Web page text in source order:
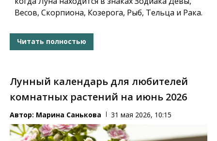
Весов, Скорпиона, Козерога, Рыб, Тельца и Рака.
Читать полностью
Лунный календарь для любителей
комнатных растений на июнь 2026
Автор: Марина Санькова 31 мая 2026, 10:15